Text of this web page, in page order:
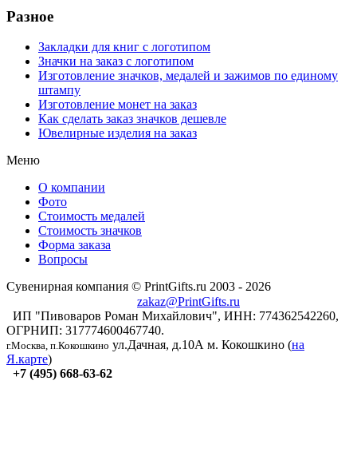
Разное
Закладки для книг с логотипом
Значки на заказ с логотипом
Изготовление значков, медалей и зажимов по единому
штампу
Изготовление монет на заказ
Как сделать заказ значков дешевле
Ювелирные изделия на заказ
Меню
О компании
Фото
Стоимость медалей
Стоимость значков
Форма заказа
Вопросы
Сувенирная компания © PrintGifts.ru 2003 - 2026
zakaz@PrintGifts.ru
ИП "Пивоваров Роман Михайлович", ИНН: 774362542260,
ОГРНИП: 317774600467740.
г.Москва, п.Кокошкино ул.Дачная, д.10А м. Кокошкино (на
Я.карте)
+7 (495) 668-63-62